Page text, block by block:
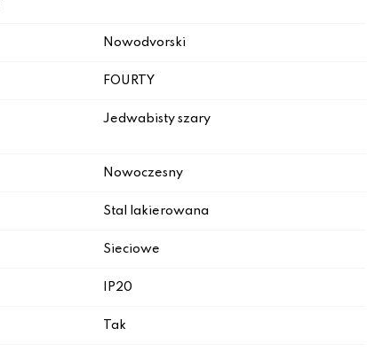
Nowodvorski
FOURTY
Jedwabisty szary
Nowoczesny
Stal lakierowana
Sieciowe
IP20
Tak